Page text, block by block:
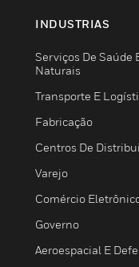
INDUSTRIAS
Serviços De Saúde
Naturais
Transporte E
Fabricação
Centros De
Varejo
Comércio
Governo
Aeroespacial E